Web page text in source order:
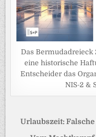
Das Bermudadreieck
eine historische
Entscheider das
NIS-2 &
Urlaubszeit: